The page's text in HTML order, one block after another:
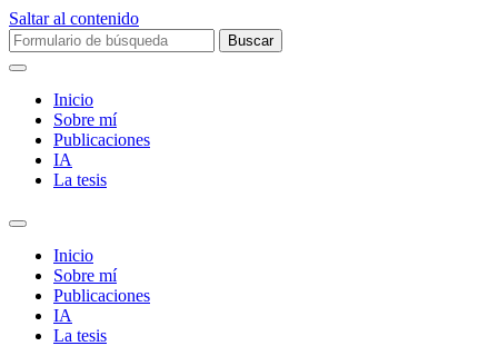
Saltar al contenido
Buscar:
Inicio
Sobre mí­
Publicaciones
IA
La tesis
Alternar
campo
búsqueda
Inicio
Sobre mí­
Publicaciones
IA
La tesis